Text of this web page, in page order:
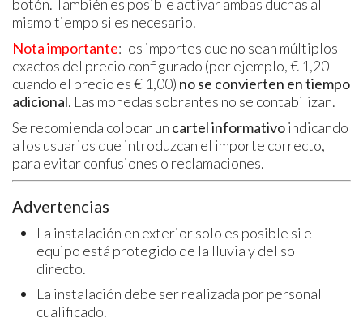
botón. También es posible activar ambas duchas al
mismo tiempo si es necesario.
Nota importante: los importes que no sean múltiplos
exactos del precio configurado (por ejemplo, € 1,20
cuando el precio es € 1,00) no se convierten en tiempo
adicional. Las monedas sobrantes no se contabilizan.
Se recomienda colocar un cartel informativoindicando
a los usuarios que introduzcan el importe correcto,
para evitar confusiones o reclamaciones.
Advertencias
La instalación en exterior solo es posible si el
equipo está protegido de la lluvia y del sol
directo.
La instalación debe ser realizada por personal
cualificado.